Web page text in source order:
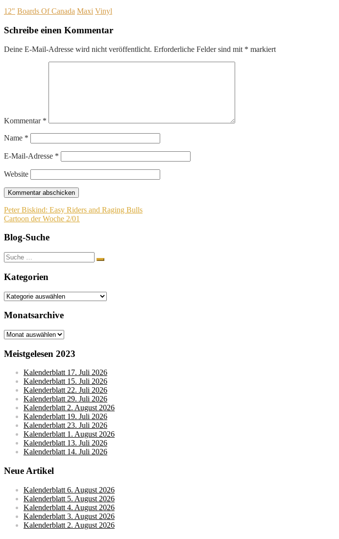
12" Boards Of Canada Maxi Vinyl
Schreibe einen Kommentar
Deine E-Mail-Adresse wird nicht veröffentlicht. Erforderliche Felder sind mit * markiert
Kommentar *
Name *
E-Mail-Adresse *
Website
Beitragsnavigation
Peter Biskind: Easy Riders and Raging Bulls
Cartoon der Woche 2/01
Blog-Suche
Suche
nach:
Kategorien
Kategorien
Monatsarchive
Monatsarchive
Meistgelesen 2023
Kalenderblatt 17. Juli 2026
Kalenderblatt 15. Juli 2026
Kalenderblatt 22. Juli 2026
Kalenderblatt 29. Juli 2026
Kalenderblatt 2. August 2026
Kalenderblatt 19. Juli 2026
Kalenderblatt 23. Juli 2026
Kalenderblatt 1. August 2026
Kalenderblatt 13. Juli 2026
Kalenderblatt 14. Juli 2026
Neue Artikel
Kalenderblatt 6. August 2026
Kalenderblatt 5. August 2026
Kalenderblatt 4. August 2026
Kalenderblatt 3. August 2026
Kalenderblatt 2. August 2026